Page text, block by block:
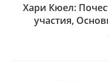
Хари Кюел:
участия,